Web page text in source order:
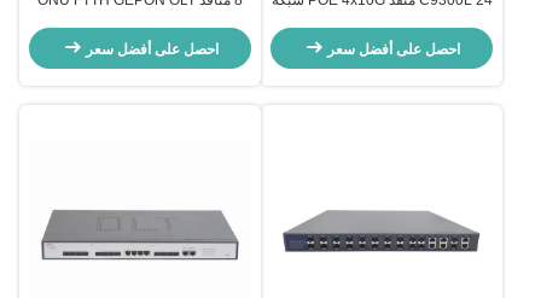
إنترنت الأشياء / سحابة
احصل على أفضل سعر
تجارية
احصل على أفضل سعر